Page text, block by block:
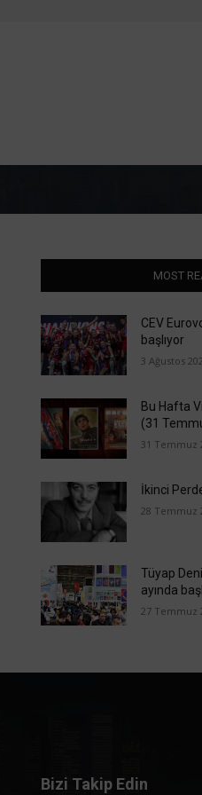
MOST
CEV
başlıyor
3 Ağustos
Bu Hafta
(31
31 Temmuz
İkinci
28 Temmuz
Tüyap
ayında
27 Temmuz
Bizi Takip Edin